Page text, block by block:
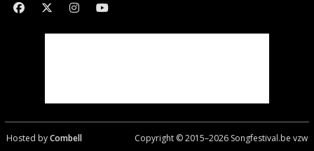
Hosted byCombell Copyright © 2015–2026Songfestival.be vzw